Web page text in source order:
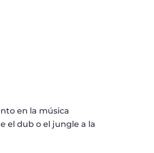
en la música
el dub o el jungle a la